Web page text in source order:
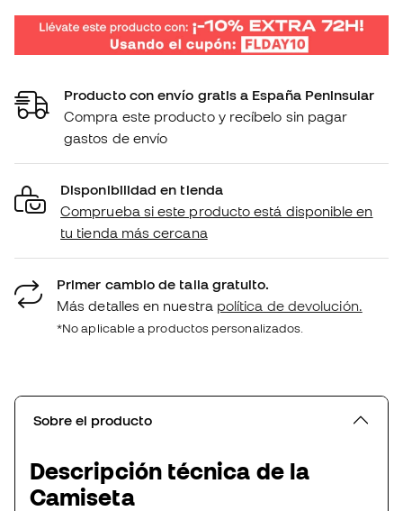
Producto con envío gratis a España Peninsular
Compra este producto y recíbelo sin pagar
gastos de envío
Disponibilidad en tienda
Comprueba si este producto está disponible en
tu tienda más cercana
Primer cambio de talla gratuito.
Más detalles en nuestra política de devolución.
*No aplicable a productos personalizados.
Sobre el producto
Descripción técnica de la
Camiseta